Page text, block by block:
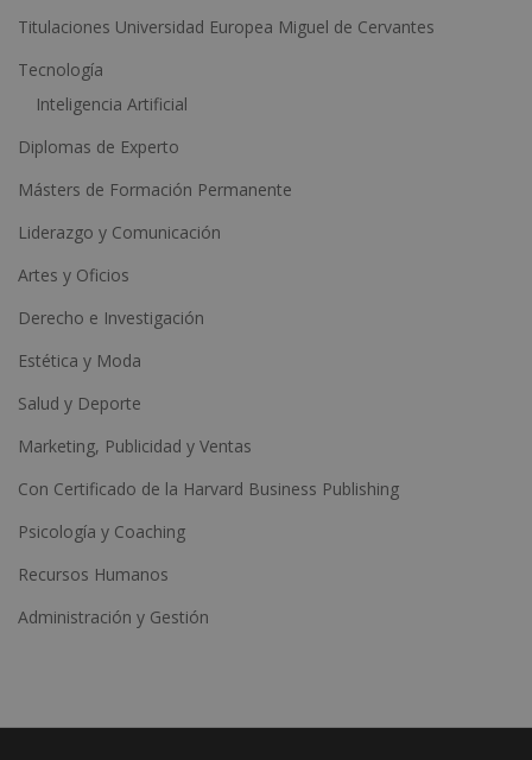
e
Titulaciones Universidad Europea Miguel de Cervantes
Tecnología
Inteligencia Artificial
Diplomas de Experto
Másters de Formación Permanente
Liderazgo y Comunicación
Artes y Oficios
Derecho e Investigación
Estética y Moda
Salud y Deporte
Marketing, Publicidad y Ventas
Con Certificado de la Harvard Business Publishing
Psicología y Coaching
Recursos Humanos
Administración y Gestión